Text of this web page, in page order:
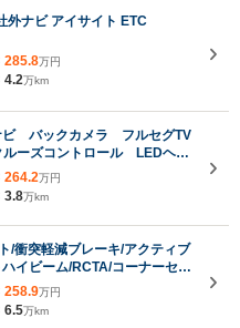
外ナビ アイサイト ETC
285.8万円
4.2万km
ビ バックカメラ フルセグTV
ーダーETC 純正17インチア
ミラー
264.2万円
3.8万km
/衝突軽減ブレーキ/アクティブ
イビーム/RCTA/コーナーセン
ナビ・フルセグ/バックカメ
/18AW/LED
258.9万円
6.5万km